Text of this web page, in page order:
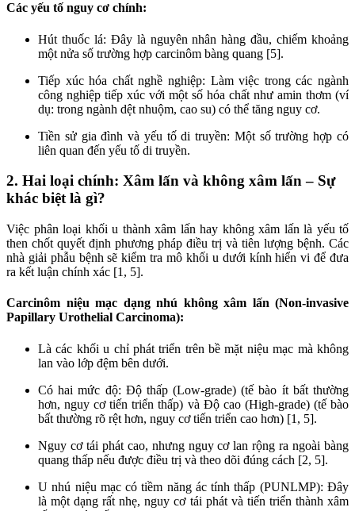
Các yếu tố nguy cơ chính:
Hút thuốc lá: Đây là nguyên nhân hàng đầu, chiếm khoảng
một nửa số trường hợp carcinôm bàng quang [5].
Tiếp xúc hóa chất nghề nghiệp: Làm việc trong các ngành
công nghiệp tiếp xúc với một số hóa chất như amin thơm (ví
dụ: trong ngành dệt nhuộm, cao su) có thể tăng nguy cơ.
Tiền sử gia đình và yếu tố di truyền: Một số trường hợp có
liên quan đến yếu tố di truyền.
2. Hai loại chính: Xâm lấn và không xâm lấn – Sự
khác biệt là gì?
Việc phân loại khối u thành xâm lấn hay không xâm lấn là yếu tố
then chốt quyết định phương pháp điều trị và tiên lượng bệnh. Các
nhà giải phẫu bệnh sẽ kiểm tra mô khối u dưới kính hiển vi để đưa
ra kết luận chính xác [1, 5].
Carcinôm niệu mạc dạng nhú không xâm lấn (Non-invasive
Papillary Urothelial Carcinoma):
Là các khối u chỉ phát triển trên bề mặt niệu mạc mà không
lan vào lớp đệm bên dưới.
Có hai mức độ: Độ thấp (Low-grade) (tế bào ít bất thường
hơn, nguy cơ tiến triển thấp) và Độ cao (High-grade) (tế bào
bất thường rõ rệt hơn, nguy cơ tiến triển cao hơn) [1, 5].
Nguy cơ tái phát cao, nhưng nguy cơ lan rộng ra ngoài bàng
quang thấp nếu được điều trị và theo dõi đúng cách [2, 5].
U nhú niệu mạc có tiềm năng ác tính thấp (PUNLMP): Đây
là một dạng rất nhẹ, nguy cơ tái phát và tiến triển thành xâm